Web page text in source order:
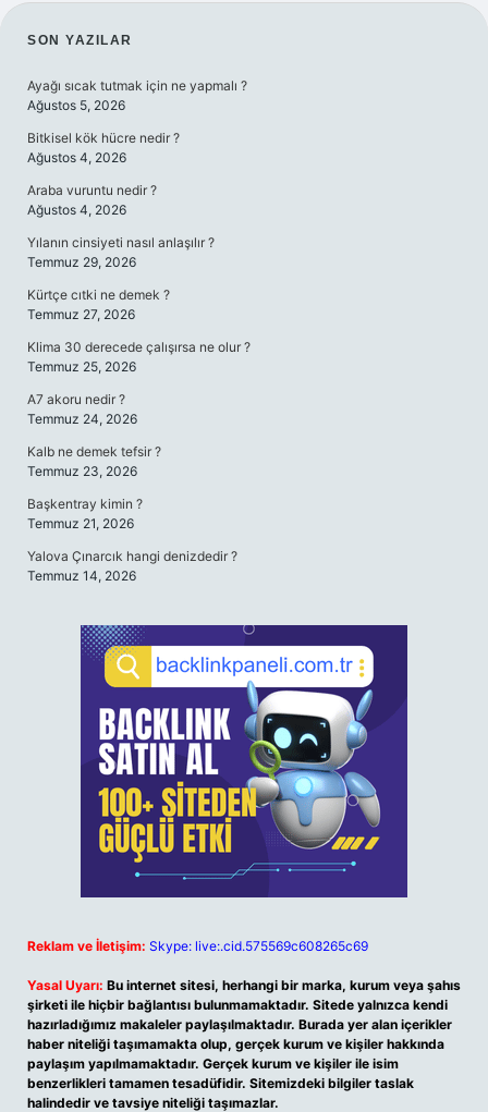
SIDEBAR
SON YAZILAR
Ayağı sıcak tutmak için ne yapmalı ?
Ağustos 5, 2026
Bitkisel kök hücre nedir ?
Ağustos 4, 2026
Araba vuruntu nedir ?
Ağustos 4, 2026
Yılanın cinsiyeti nasıl anlaşılır ?
Temmuz 29, 2026
Kürtçe cıtki ne demek ?
Temmuz 27, 2026
Klima 30 derecede çalışırsa ne olur ?
Temmuz 25, 2026
A7 akoru nedir ?
Temmuz 24, 2026
Kalb ne demek tefsir ?
Temmuz 23, 2026
Başkentray kimin ?
Temmuz 21, 2026
Yalova Çınarcık hangi denizdedir ?
Temmuz 14, 2026
Reklam ve İletişim: Skype: live:.cid.575569c608265c69
Yasal Uyarı: Bu internet sitesi, herhangi bir marka, kurum veya şahıs
şirketi ile hiçbir bağlantısı bulunmamaktadır. Sitede yalnızca kendi
hazırladığımız makaleler paylaşılmaktadır. Burada yer alan içerikler
haber niteliği taşımamakta olup, gerçek kurum ve kişiler hakkında
paylaşım yapılmamaktadır. Gerçek kurum ve kişiler ile isim
benzerlikleri tamamen tesadüfidir. Sitemizdeki bilgiler taslak
halindedir ve tavsiye niteliği taşımazlar.